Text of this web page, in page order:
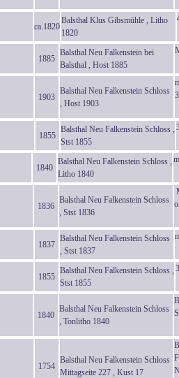
ca.1820
Balsthal Klus Gibsmühle , Litho
1820
1885
Balsthal Neu Falkenstein bei
Balsthal , Host 1885
1903
Balsthal Neu Falkenstein Schloss
, Host 1903
1855
Balsthal Neu Falkenstein Schloss ,
Stst 1855
1840
Balsthal Neu Falkenstein Schloss ,
Litho 1840
1836
Balsthal Neu Falkenstein Schloss
, Stst 1836
1837
Balsthal Neu Falkenstein Schloss
, Stst 1837
1855
Balsthal Neu Falkenstein Schloss ,
Stst 1855
1840
Balsthal Neu Falkenstein Schloss
, Tonlitho 1840
1754
Balsthal Neu Falkenstein Schloss
Mittagseite 227 , Kust 17